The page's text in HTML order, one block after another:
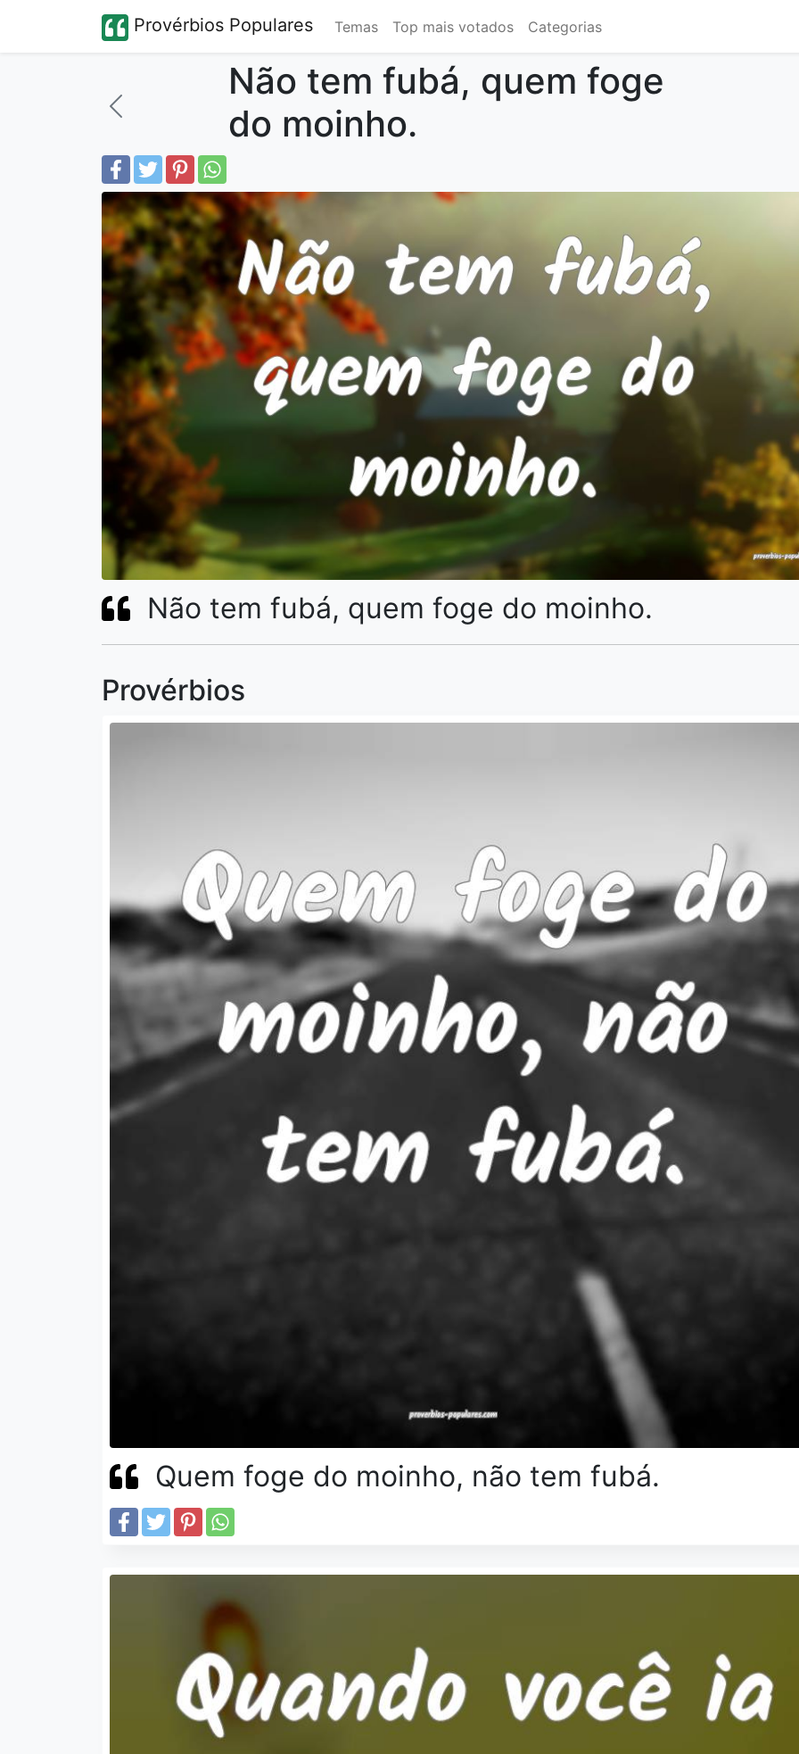
Provérbios Populares Temas Top mais votados Categorias
Não tem fubá, quem foge
do moinho.
Não tem fubá, quem foge do moinho.
Provérbios
Quem foge do moinho, não tem fubá.